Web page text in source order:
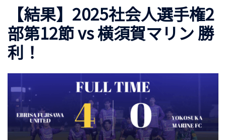
【結果】2025社会人選手権2
部第12節 vs 横須賀マリン 勝
利！